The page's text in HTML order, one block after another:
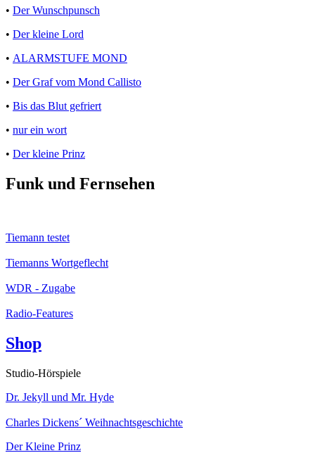
• Der Wunschpunsch
• Der kleine Lord
• ALARMSTUFE MOND
• Der Graf vom Mond Callisto
• Bis das Blut gefriert
• nur ein wort
• Der kleine Prinz
Funk und Fernsehen
Tiemann testet
Tiemanns Wortgeflecht
WDR - Zugabe
Radio-Features
Shop
Studio-Hörspiele
Dr. Jekyll und Mr. Hyde
Charles Dickens´ Weihnachtsgeschichte
Der Kleine Prinz